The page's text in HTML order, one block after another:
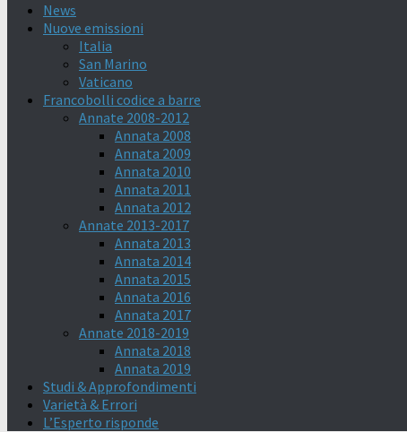
News
Nuove emissioni
Italia
San Marino
Vaticano
Francobolli codice a barre
Annate 2008-2012
Annata 2008
Annata 2009
Annata 2010
Annata 2011
Annata 2012
Annate 2013-2017
Annata 2013
Annata 2014
Annata 2015
Annata 2016
Annata 2017
Annate 2018-2019
Annata 2018
Annata 2019
Studi & Approfondimenti
Varietà & Errori
L’Esperto risponde